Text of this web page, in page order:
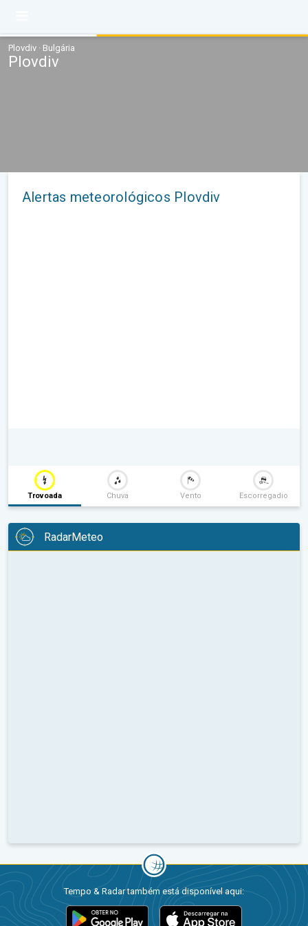
Plovdiv · Bulgária
Plovdiv
Alertas meteorológicos Plovdiv
Trovoada Chuva Vento Escorregadio
RadarMeteo
Tempo & Radar também está disponível aqui: